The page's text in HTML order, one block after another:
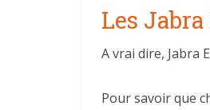
Les
A vrai dire, Jabra
Pour savoir que